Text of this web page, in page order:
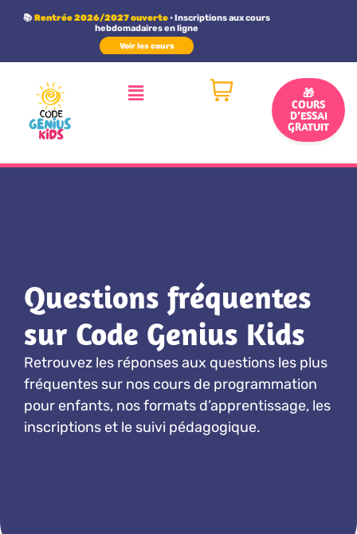
📚Rentrée 2026/2027 ouverte• Inscriptions aux cours
hebdomadaires en ligne
Voir les cours
🎁
COURS
D’ESSAI
GRATUIT
Questions fréquentes
sur Code Genius Kids
Retrouvez les réponses aux questions les plus
fréquentes sur nos cours de programmation
pour enfants, nos formats d’apprentissage, les
inscriptions et le suivi pédagogique.
Panneau de gestion des cookies